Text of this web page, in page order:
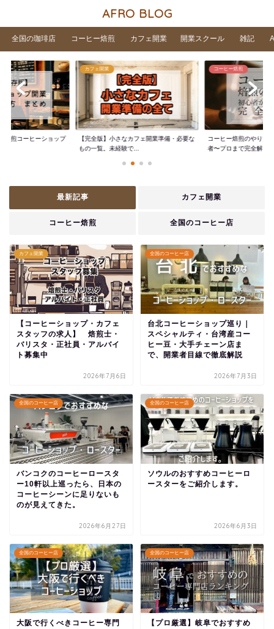
AFRO BLOG
全国の珈琲店 コーヒー焙煎 カフェ開業 開業スクール 雑記
焙煎コーヒーショップ
カフェ開業
【完全版】小さなカフェ開業準備・必要な
もの一覧。未経験で...
コーヒー焙煎
コーヒー焙煎のやり方
者〜プロまで完全解...
最新記事 カフェ開業
コーヒー焙煎 全国のコーヒー店
カフェ開業
【コーヒーショップ・カフェ
スタッフの求人】 焙煎士・
バリスタ・正社員・アルバイ
ト募集中
2026年7月6日
全国のコーヒー店
台北コーヒーショップ巡り｜
スペシャルティ・台湾産コー
ヒー豆・大手チェーン店ま
で、開業者目線で徹底解説
2026年7月3日
全国のコーヒー店
バンコクのコーヒーロースタ
ー10軒以上巡ったら、日本の
コーヒーシーンに足りないも
のが見えてきた。
2026年6月27日
全国のコーヒー店
ソウルのおすすめコーヒーロ
ースターをご紹介します。
2026年6月3日
全国のコーヒー店
大阪で行くべきコーヒー専門
全国のコーヒー店
【プロ厳選】岐阜でおすすめ